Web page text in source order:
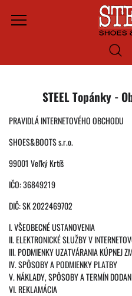
Menu
STEEL Topánky -
PRAVIDLÁ INTERNETOVÉHO OBCHODU
SHOES&BOOTS s.r.o.
99001 Veľký Krtíš
IČO: 36849219
DIČ: SK 2022469702
I. VŠEOBECNÉ USTANOVENIA
II. ELEKTRONICKÉ SLUŽBY V
III. PODMIENKY UZATVÁRANIA KÚPNEJ
IV. SPÔSOBY A PODMIENKY PLATBY
V. NÁKLADY, SPÔSOBY A TERMÍN
VI. REKLAMÁCIA